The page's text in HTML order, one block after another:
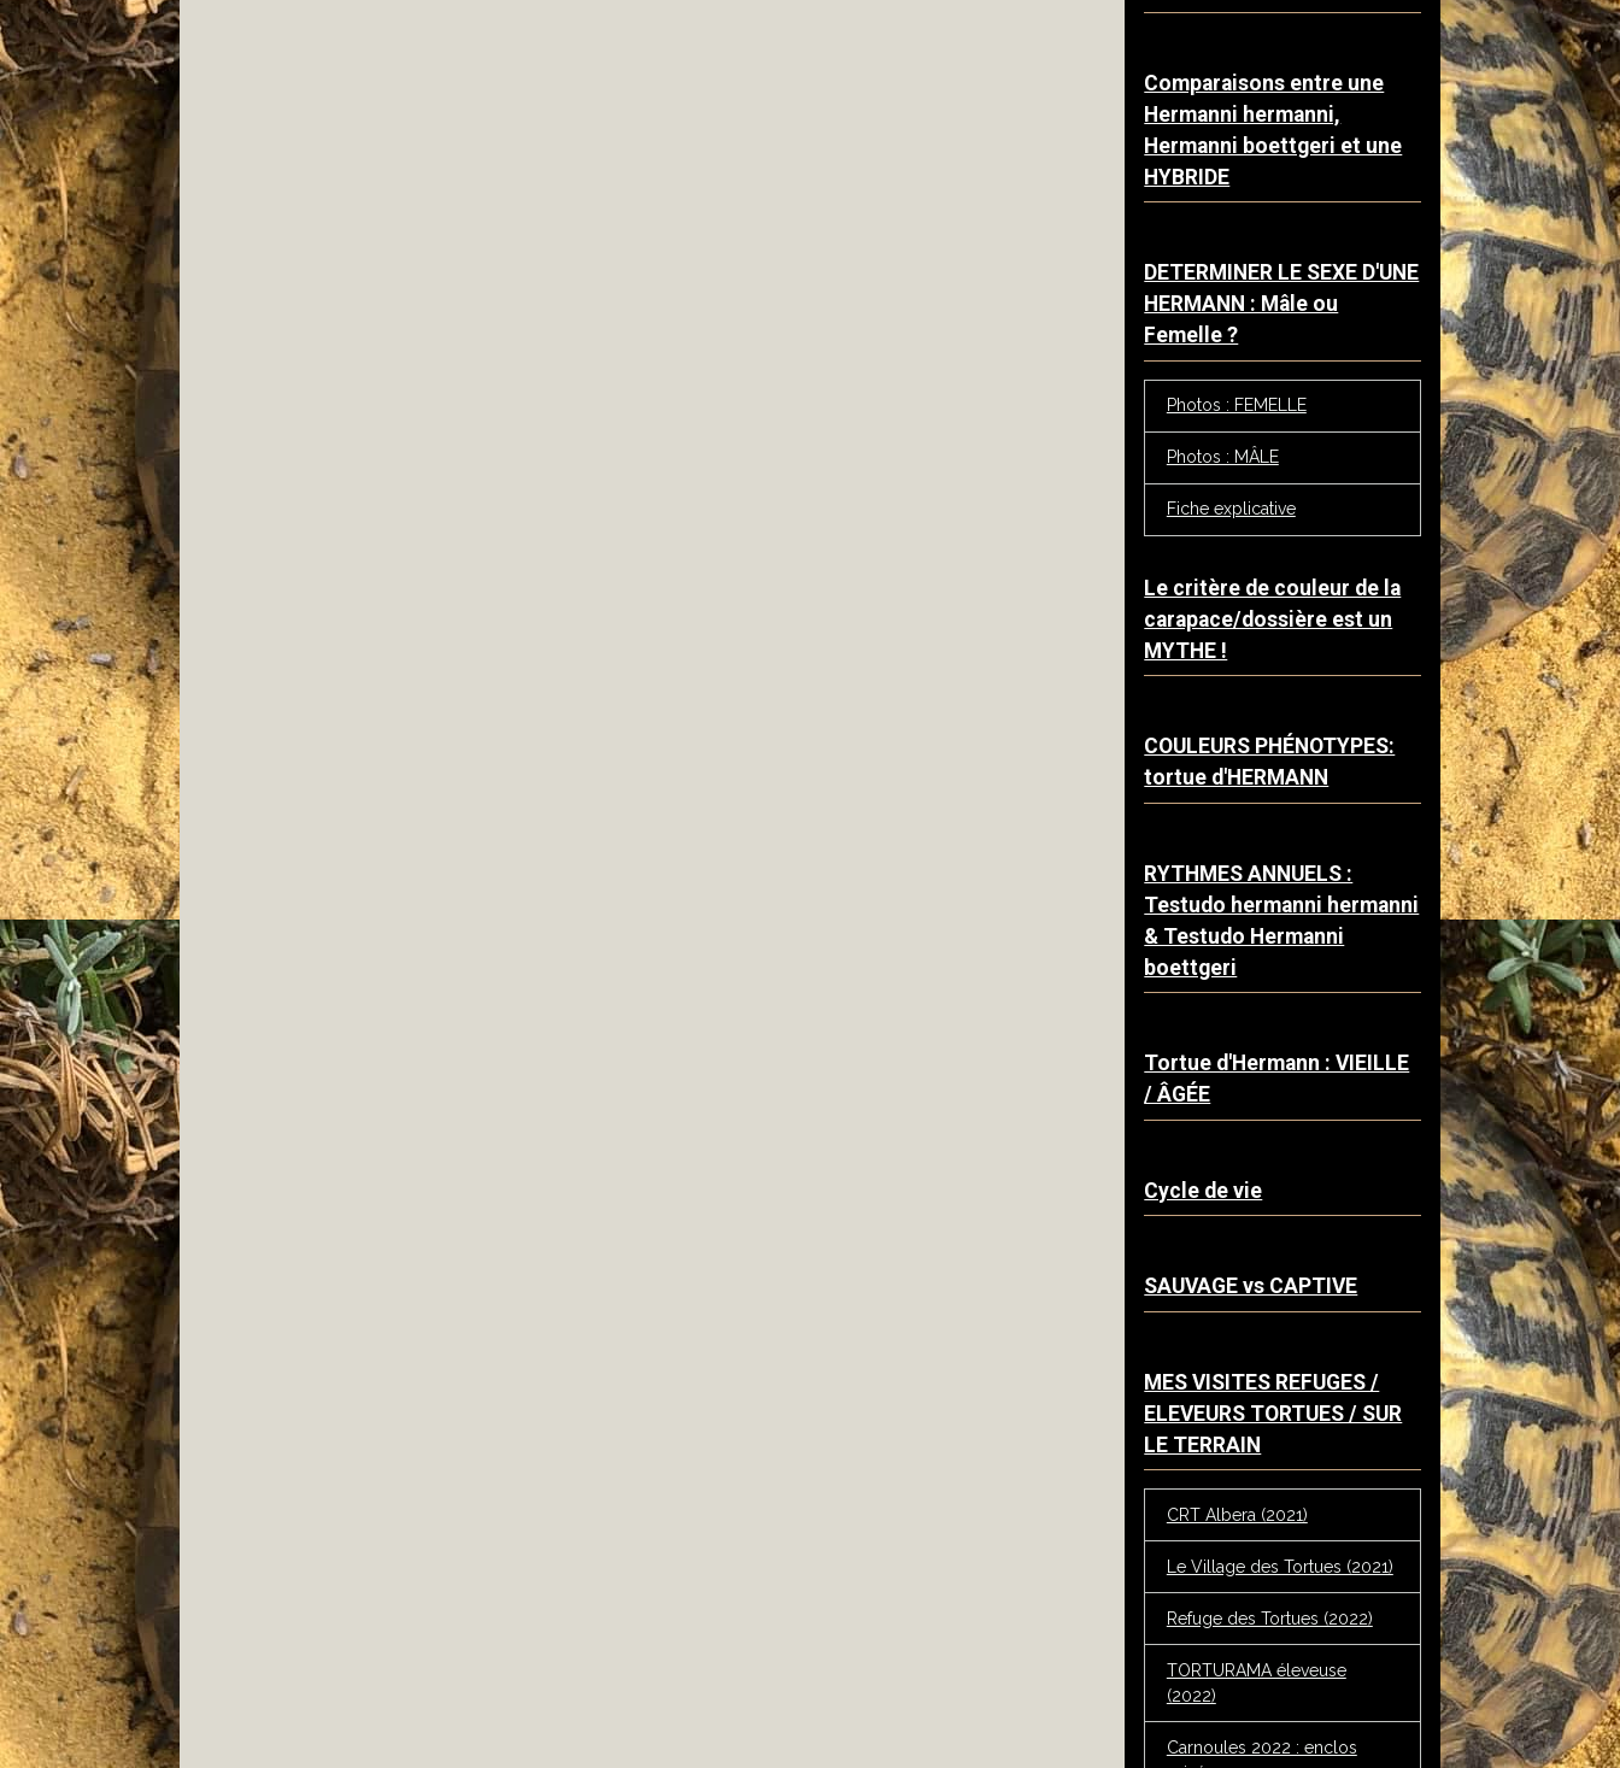
Comparaisons entre une
Hermanni hermanni,
Hermanni boettgeri et une
HYBRIDE
DETERMINER LE SEXE D'UNE
HERMANN : Mâle ou
Femelle ?
Photos : FEMELLE
Photos : MÂLE
Fiche explicative
Le critère de couleur de la
carapace/dossière est un
MYTHE !
COULEURS PHÉNOTYPES:
tortue d'HERMANN
RYTHMES ANNUELS :
Testudo hermanni hermanni
& Testudo Hermanni
boettgeri
Tortue d'Hermann : VIEILLE
/ ÂGÉE
Cycle de vie
SAUVAGE vs CAPTIVE
MES VISITES REFUGES /
ELEVEURS TORTUES / SUR
LE TERRAIN
CRT Albera (2021)
Le Village des Tortues (2021)
Refuge des Tortues (2022)
TORTURAMA éleveuse
(2022)
Carnoules 2022 : enclos